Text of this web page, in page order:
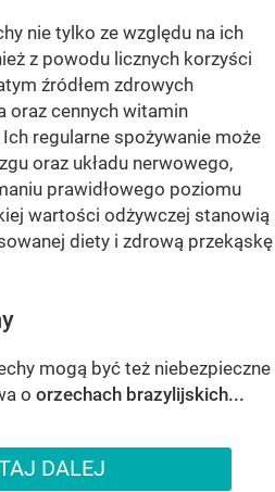
nie tylko ze względu na ich
z powodu licznych korzyści
źródłem zdrowych
oraz cennych witamin
regularne spożywanie może
oraz układu nerwowego,
prawidłowego poziomu
wartości odżywczej stanowią
diety i zdrową przekąskę
mogą być też niebezpieczne
o orzechach brazylijskich...
DALEJ